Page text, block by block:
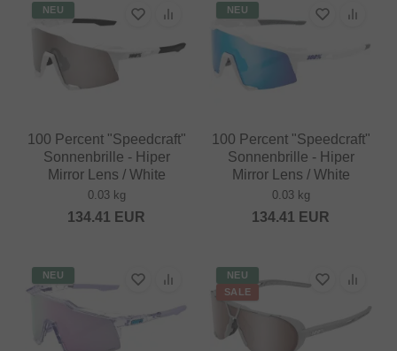
NEU
100 Percent "Speedcraft"
Sonnenbrille - Hiper
Mirror Lens / White
0.03 kg
134.41 EUR
NEU
100 Percent "Speedcraft"
Sonnenbrille - Hiper
Mirror Lens / White
0.03 kg
134.41 EUR
NEU
NEU
SALE